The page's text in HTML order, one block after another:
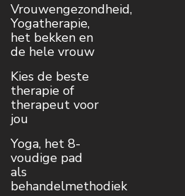
Vrouwengezondheid,
Yogatherapie,
het bekken en
de hele vrouw
Kies de beste
therapie of
therapeut voor
jou
Yoga, het 8-
voudige pad
als
behandelmethodiek